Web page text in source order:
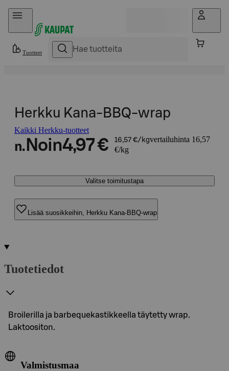
Hyppää sisältöön
Tuotteet
Herkku Kana-BBQ-wrap
Kaikki Herkku-tuotteet
n. Noin4,97 € 16,57 €/kgvertailuhinta 16,57
€/kg
Valitse toimitustapa
Lisää suosikkeihin, Herkku Kana-BBQ-wrap
Tuotetiedot
Broilerilla ja barbequekastikkeella täytetty wrap.
Laktoositon.
Valmistusmaa